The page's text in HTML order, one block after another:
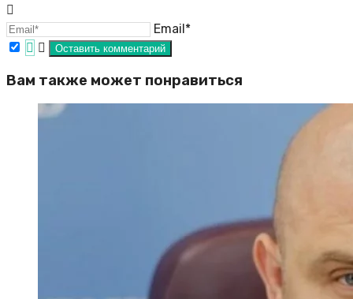
Email*
Вам также может понравиться